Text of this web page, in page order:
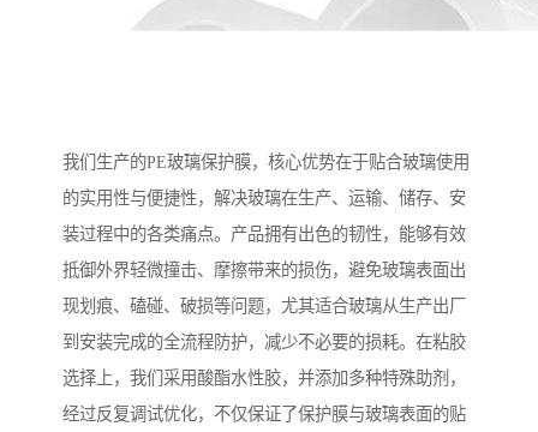
我们生产的PE玻璃保护膜，核心优势在于贴合玻璃使用
的实用性与便捷性，解决玻璃在生产、运输、储存、安
装过程中的各类痛点。产品拥有出色的韧性，能够有效
抵御外界轻微撞击、摩擦带来的损伤，避免玻璃表面出
现划痕、磕碰、破损等问题，尤其适合玻璃从生产出厂
到安装完成的全流程防护，减少不必要的损耗。在粘胶
选择上，我们采用酸酯水性胶，并添加多种特殊助剂，
经过反复调试优化，不仅保证了保护膜与玻璃表面的贴